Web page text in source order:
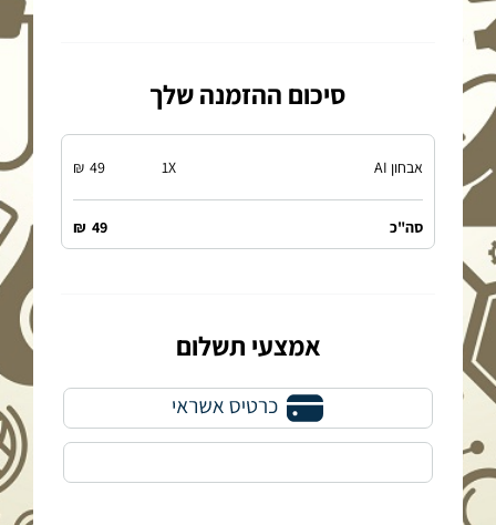
סיכום ההזמנה שלך
אבחון AI X
1
49
₪
סה"כ 49
₪
אמצעי תשלום